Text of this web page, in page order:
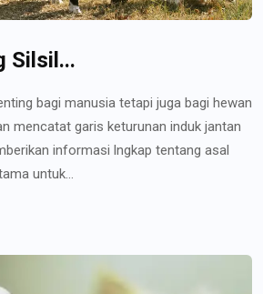
Silsil...
bagi manusia tetapi juga bagi hewan
mencatat garis keturunan induk jantan
informasi lngkap tentang asal
untuk...